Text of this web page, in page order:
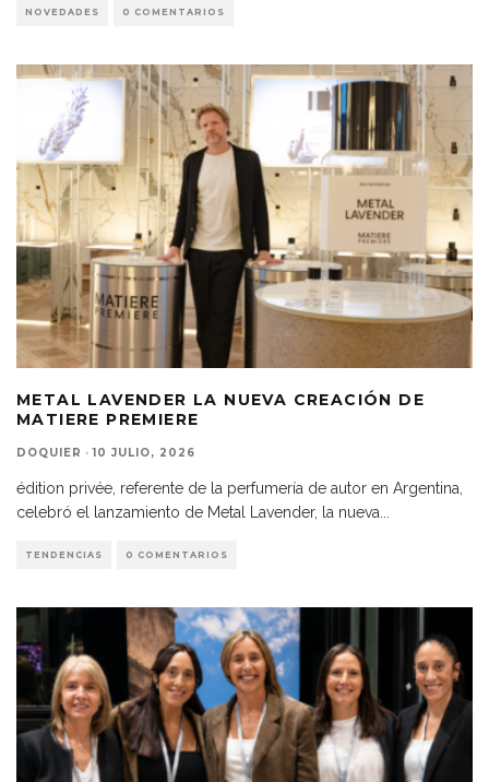
NOVEDADES 0 COMENTARIOS
METAL LAVENDER LA NUEVA CREACIÓN DE
MATIERE PREMIERE
DOQUIER · 10 JULIO, 2026
édition privée, referente de la perfumería de autor en Argentina,
celebró el lanzamiento de Metal Lavender, la nueva...
TENDENCIAS 0 COMENTARIOS